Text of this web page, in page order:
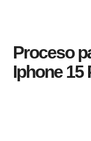
Proceso
Iphone 15